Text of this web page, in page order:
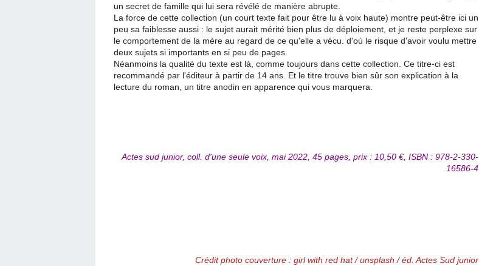
un secret de famille qui lui sera révélé de manière abrupte.
La force de cette collection (un court texte fait pour être lu à voix haute) montre peut-être ici un
peu sa faiblesse aussi : le sujet aurait mérité bien plus de déploiement, et je reste perplexe sur
le comportement de la mère au regard de ce qu'elle a vécu. d'où le risque d'avoir voulu mettre
deux sujets si importants en si peu de pages.
Néanmoins la qualité du texte est là, comme toujours dans cette collection. Ce titre-ci est
recommandé par l'éditeur à partir de 14 ans. Et le titre trouve bien sûr son explication à la
lecture du roman, un titre anodin en apparence qui vous marquera.
Actes sud junior, coll. d'une seule voix, mai 2022, 45 pages, prix : 10,50 €, ISBN : 978-2-330-
16586-4
Crédit photo couverture : girl with red hat / unsplash / éd. Actes Sud junior